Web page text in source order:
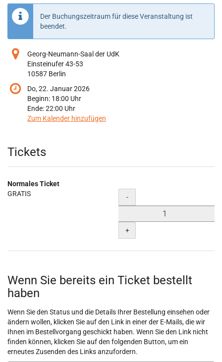
Der Buchungszeitraum für diese Veranstaltung ist
beendet.
Georg-Neumann-Saal der UdK
Einsteinufer 43-53
10587 Berlin
Do, 22. Januar 2026
Beginn: 18:00 Uhr
Ende:22:00 Uhr
Zum Kalender hinzufügen
Produkte
Tickets
Normales Ticket
GRATIS
Menge
-
+
Wenn Sie bereits ein Ticket bestellt
haben
Wenn Sie den Status und die Details Ihrer Bestellung einsehen oder
ändern wollen, klicken Sie auf den Link in einer der E-Mails, die wir
Ihnen im Bestellvorgang geschickt haben. Wenn Sie den Link nicht
finden können, klicken Sie auf den folgenden Button, um ein
erneutes Zusenden des Links anzufordern.